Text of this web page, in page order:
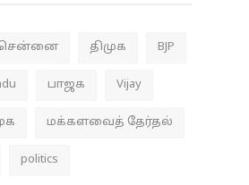
திமுக BJP
பாஜக Vijay
மக்களவைத் தேர்தல்
politics